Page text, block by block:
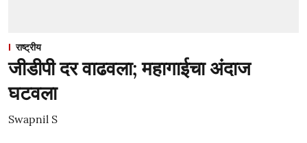
राष्ट्रीय
जीडीपी दर वाढवला; महागाईचा अंदाज
घटवला
Swapnil S